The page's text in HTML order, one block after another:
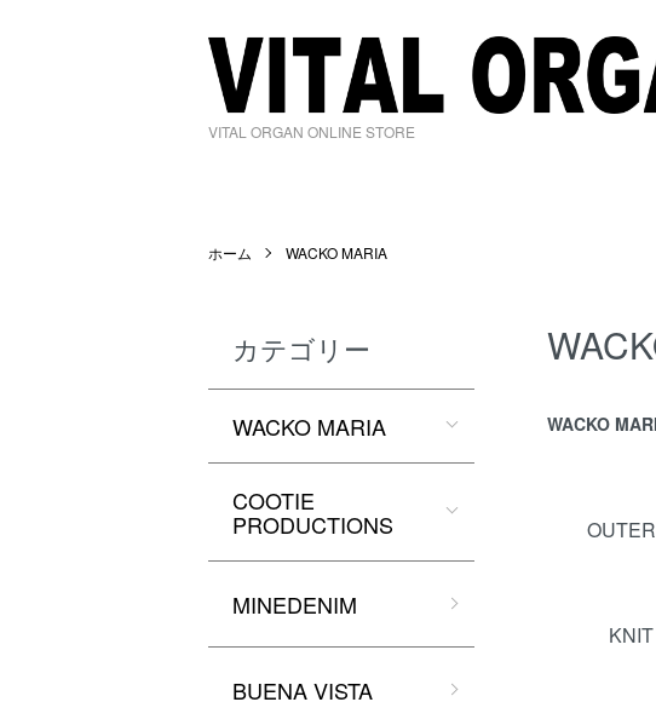
VITAL ORGAN ONLINE STORE
ホーム WACKO MARIA
WACKO
カテゴリー
KNIT
カテゴリー
WACKO MARIA
COOTIE
PRODUCTIONS
MINEDENIM
BUENA VISTA